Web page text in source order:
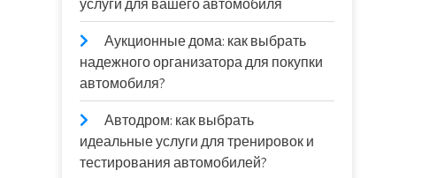
услуги для вашего автомобиля
Аукционные дома: как выбрать
надежного организатора для покупки
автомобиля?
Автодром: как выбрать
идеальные услуги для тренировок и
тестирования автомобилей?